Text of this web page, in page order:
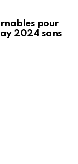
pour
2024 sans